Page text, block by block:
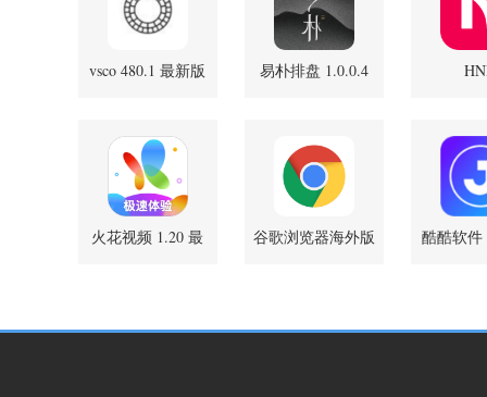
vsco 480.1 最新版
易朴排盘 1.0.0.4
火花视频 1.20 最
谷歌浏览器海外版
酷酷软件